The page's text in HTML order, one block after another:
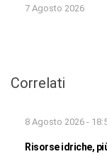
7 Agosto 2026
Correlati
8 Agosto 2026 -
Risorse idriche,